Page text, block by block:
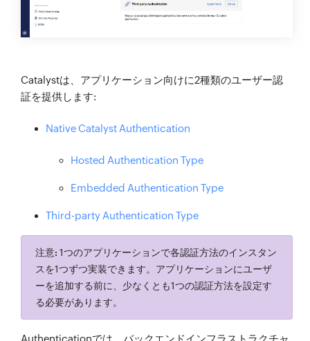
Catalystは、アプリケーション向けに2種類のユーザー認
証を提供します:
Native Catalyst Authentication
Hosted Authentication Type
Embedded Authentication Type
Third-party Authentication Type
注意: 1つのアプリケーションで各認証方法のインスタン
スを1つずつ実装できます。アプリケーションにユーザ
ーを追加する前に、少なくとも1つの認証方法を設定す
る必要があります。